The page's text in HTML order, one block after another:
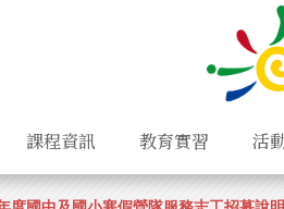
課程資訊 教育實習 活